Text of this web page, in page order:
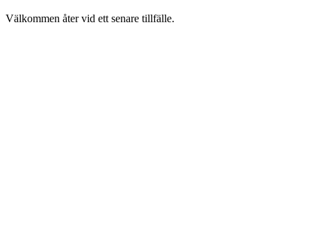
Välkommen åter vid ett senare tillfälle.